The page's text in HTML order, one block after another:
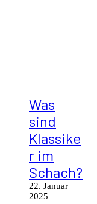
Was
sind
Klassike
r im
Schach?
22. Januar
2025